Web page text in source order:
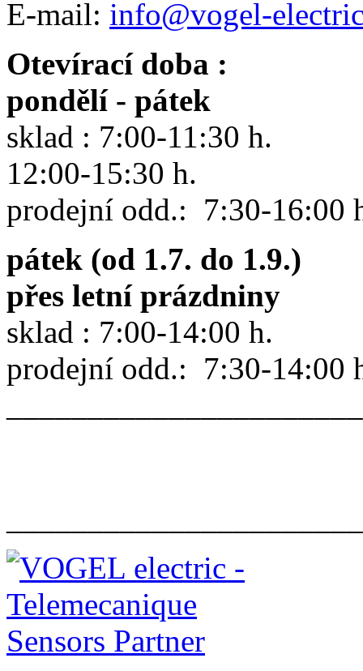
E-mail: info@vogel-
Otevírací doba :
pondělí - pátek
sklad : 7:00-11:30 h.
12:00-15:30 h.
prodejní odd.: 7:30-16:00
pátek (od 1.7. do 1.9.)
přes letní prázdniny
sklad : 7:00-14:00 h.
prodejní odd.: 7:30-14:00